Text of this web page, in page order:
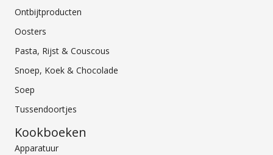
Ontbijtproducten
Oosters
Pasta, Rijst & Couscous
Snoep, Koek & Chocolade
Soep
Tussendoortjes
Kookboeken
Apparatuur